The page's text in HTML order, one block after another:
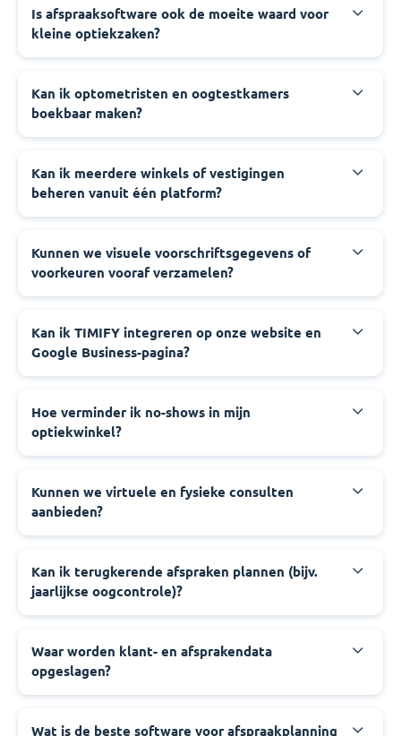
Is afspraaksoftware ook de moeite waard voor
kleine optiekzaken?
Kan ik optometristen en oogtestkamers
boekbaar maken?
Kan ik meerdere winkels of vestigingen
beheren vanuit één platform?
Kunnen we visuele voorschriftsgegevens of
voorkeuren vooraf verzamelen?
Kan ik TIMIFY integreren op onze website en
Google Business-pagina?
Hoe verminder ik no-shows in mijn
optiekwinkel?
Kunnen we virtuele en fysieke consulten
aanbieden?
Kan ik terugkerende afspraken plannen (bijv.
jaarlijkse oogcontrole)?
Waar worden klant- en afsprakendata
opgeslagen?
Wat is de beste software voor afspraakplanning